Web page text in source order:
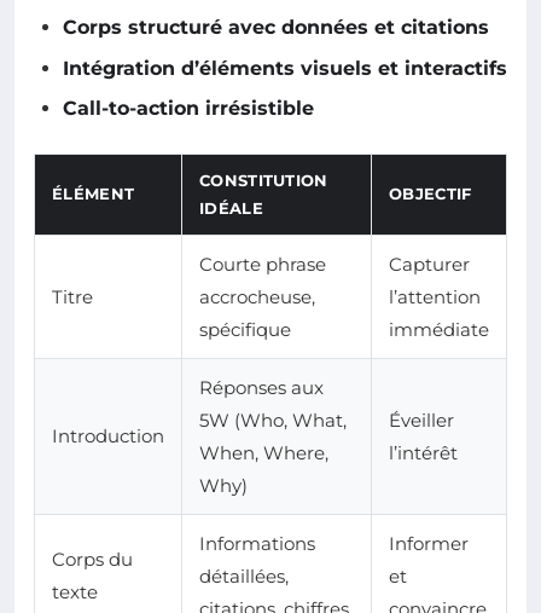
Corps structuré avec données et citations
Intégration d’éléments visuels et interactifs
Call-to-action irrésistible
ÉLÉMENT
CONSTITUTION
IDÉALE
OBJECTIF
Titre
Courte phrase
accrocheuse,
spécifique
Capturer
l’attention
immédiate
Introduction
Réponses aux
5W (Who, What,
When, Where,
Why)
Éveiller
l’intérêt
Corps du
texte
Informations
détaillées,
Informer
et